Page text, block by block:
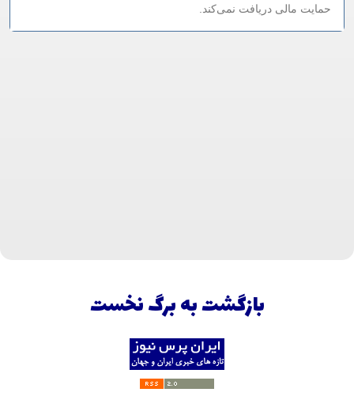
حمایت مالی دریافت نمی‌کند.
بازگشت به برگ نخست